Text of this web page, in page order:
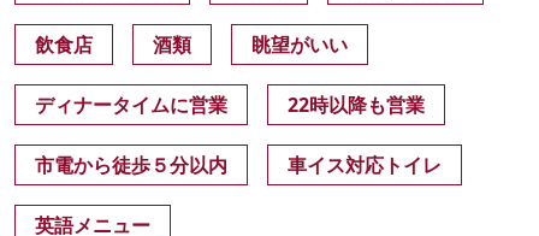
飲食店 酒類 眺望がいい
ディナータイムに営業 22時以降も営業
市電から徒歩５分以内 車イス対応トイレ
英語メニュー